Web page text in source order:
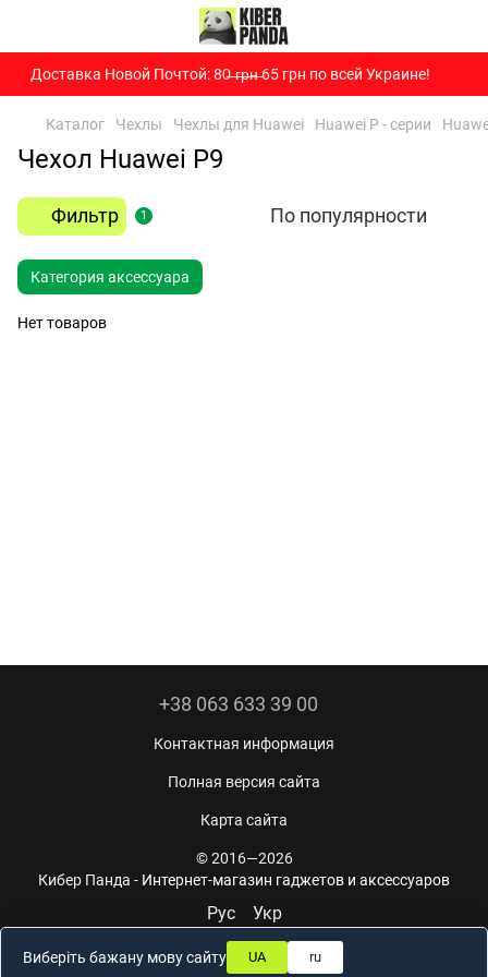
Доставка Новой Почтой: 80̶ ̶г̶р̶н̶ 65 грн по всей Украине!
Каталог Чехлы Чехлы для Huawei Huawei P - серии
Чехол Huawei P9
Фильтр 1 По популярности
Категория аксессуара
Нет товаров
+38 063 633 39 00
Контактная информация
Полная версия сайта
Карта сайта
© 2016—2026
Кибер Панда - Интернет-магазин гаджетов и аксессуаров
Рус Укр
Виберіть бажану мову сайту UA ru